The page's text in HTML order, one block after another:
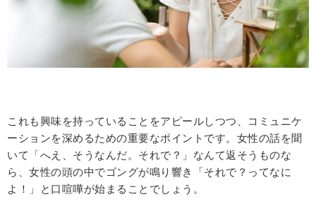
これも興味を持っていることをアピールしつつ、コミュニケ
ーションを深めるための重要なポイントです。女性の話を聞
いて「へえ、そうなんだ。それで？」なんて返そうものな
ら、女性の頭の中でゴングが鳴り響き「それで？ってなに
よ！」と口喧嘩が始まることでしょう。